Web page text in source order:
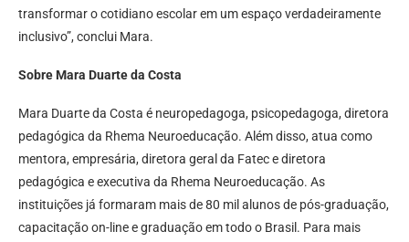
transformar o cotidiano escolar em um espaço verdadeiramente
inclusivo”, conclui Mara.
Sobre Mara Duarte da Costa
Mara Duarte da Costa é neuropedagoga, psicopedagoga, diretora
pedagógica da Rhema Neuroeducação. Além disso, atua como
mentora, empresária, diretora geral da Fatec e diretora
pedagógica e executiva da Rhema Neuroeducação. As
instituições já formaram mais de 80 mil alunos de pós-graduação,
capacitação on-line e graduação em todo o Brasil. Para mais